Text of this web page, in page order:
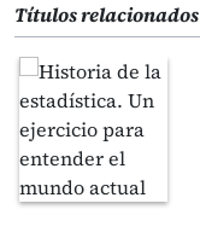
Títulos relacionados